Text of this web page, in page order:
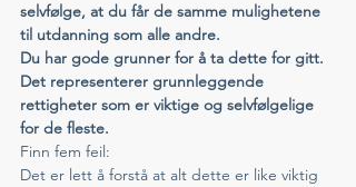
selvfølge, at du får de samme mulighetene
til utdanning som alle andre.
Du har gode grunner for å ta dette for gitt.
Det representerer grunnleggende
rettigheter som er viktige og selvfølgelige
for de fleste.
Finn fem feil:
Det er lett å forstå at alt dette er like viktig